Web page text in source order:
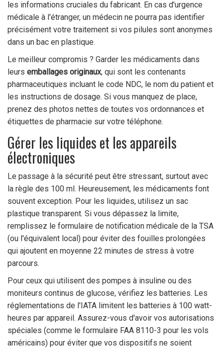
les informations cruciales du fabricant. En cas d'urgence
médicale à l'étranger, un médecin ne pourra pas identifier
précisément votre traitement si vos pilules sont anonymes
dans un bac en plastique.
Le meilleur compromis ? Garder les médicaments dans
leurs emballages originaux, qui sont les contenants
pharmaceutiques incluant le code NDC, le nom du patient et
les instructions de dosage. Si vous manquez de place,
prenez des photos nettes de toutes vos ordonnances et
étiquettes de pharmacie sur votre téléphone.
Gérer les liquides et les appareils
électroniques
Le passage à la sécurité peut être stressant, surtout avec
la règle des 100 ml. Heureusement, les médicaments font
souvent exception. Pour les liquides, utilisez un sac
plastique transparent. Si vous dépassez la limite,
remplissez le formulaire de notification médicale de la TSA
(ou l'équivalent local) pour éviter des fouilles prolongées
qui ajoutent en moyenne 22 minutes de stress à votre
parcours.
Pour ceux qui utilisent des pompes à insuline ou des
moniteurs continus de glucose, vérifiez les batteries. Les
réglementations de l'IATA limitent les batteries à 100 watt-
heures par appareil. Assurez-vous d'avoir vos autorisations
spéciales (comme le formulaire FAA 8110-3 pour les vols
américains) pour éviter que vos dispositifs ne soient